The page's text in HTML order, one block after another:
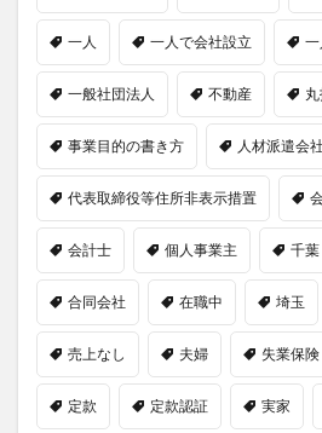
一人 一人で会社設立
一般社団法人 不動産
事業目的の書き方 人材派遣会社
代表取締役等住所非表示措置
会計士 個人事業主 千葉
合同会社 在職中 埼玉
売上なし 夫婦 失業保険
定款 定款認証 実家